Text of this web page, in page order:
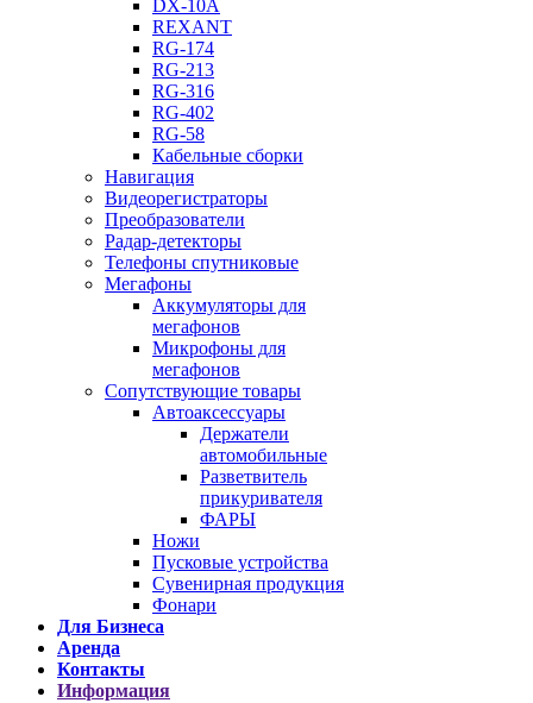
DX-10A
REXANT
RG-174
RG-213
RG-316
RG-402
RG-58
Кабельные сборки
Навигация
Видеорегистраторы
Преобразователи
Радар-детекторы
Телефоны спутниковые
Мегафоны
Аккумуляторы для
мегафонов
Микрофоны для
мегафонов
Сопутствующие товары
Автоаксессуары
Держатели
автомобильные
Разветвитель
прикуривателя
ФАРЫ
Ножи
Пусковые устройства
Сувенирная продукция
Фонари
Для Бизнеса
Аренда
Контакты
Информация